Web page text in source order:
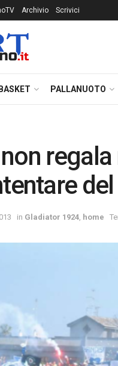
Archivio Scrivici
BASKET PALLANUOTO
in Gladiator 1924 home